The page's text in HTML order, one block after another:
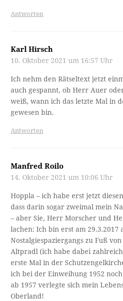
Antworten
Karl Hirsch
10. Oktober 2021 um 16:57 Uhr
Ich nehm den Rätseltext jetzt
auch gespannt, ob Herr Auer
weiß, wann ich das letzte Mal in
gewesen bin.
Antworten
Manfred Roilo
14. Oktober 2021 um 10:06 Uhr
Hoppla – ich habe erst jetzt
dass darin sogar zweimal mein
– aber Sie, Herr Morscher und
lachen: Ich bin erst am 29.3.2017
Nostalgiespaziergangs zu Fuß
Altpradl (ich habe dabei
erste Mal in der
ich bei der Einweihung 1952
ab 1957 verlegte sich mein
Oberland!